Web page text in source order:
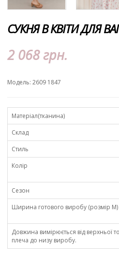
СУКНЯ В КВІТИ ДЛЯ
2 068 грн.
Модель: 2609 1847
Матеріал(тканина)
Склад
Стиль
Колір
Сезон
Ширина готового виробу (розмір М)
Довжина вимірюється від верхньої
плеча до низу виробу.